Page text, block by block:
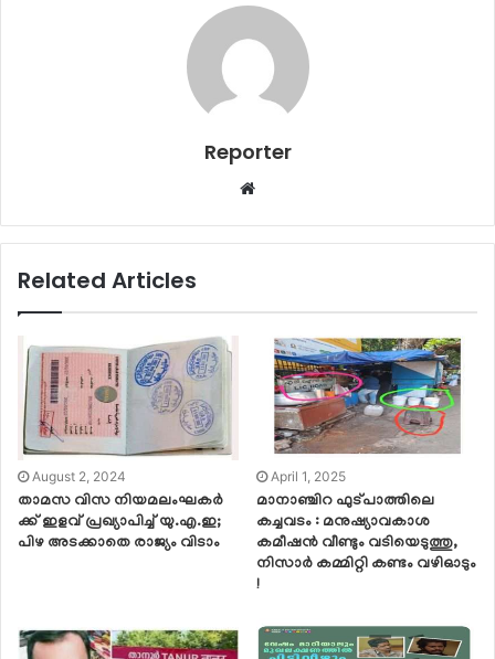
Reporter
Website
Related Articles
August 2, 2024
താ​മ​സ വി​സ നി​യ​മ​ലം​ഘ​ക​ർ​
ക്ക്​ ഇ​ള​വ്​ പ്ര​ഖ്യാ​പി​ച്ച്​ യു.​എ.​ഇ;
പിഴ അ​ട​ക്കാ​തെ രാ​ജ്യം വി​ടാം
April 1, 2025
മാനാഞ്ചിറ ഫുട്പാത്തിലെ
കച്ചവടം : മനുഷ്യാവകാശ
കമീഷൻ വീണ്ടും വടിയെടുത്തു,
നിസാർ കമ്മിറ്റി കണ്ടം വഴിഓടും
!